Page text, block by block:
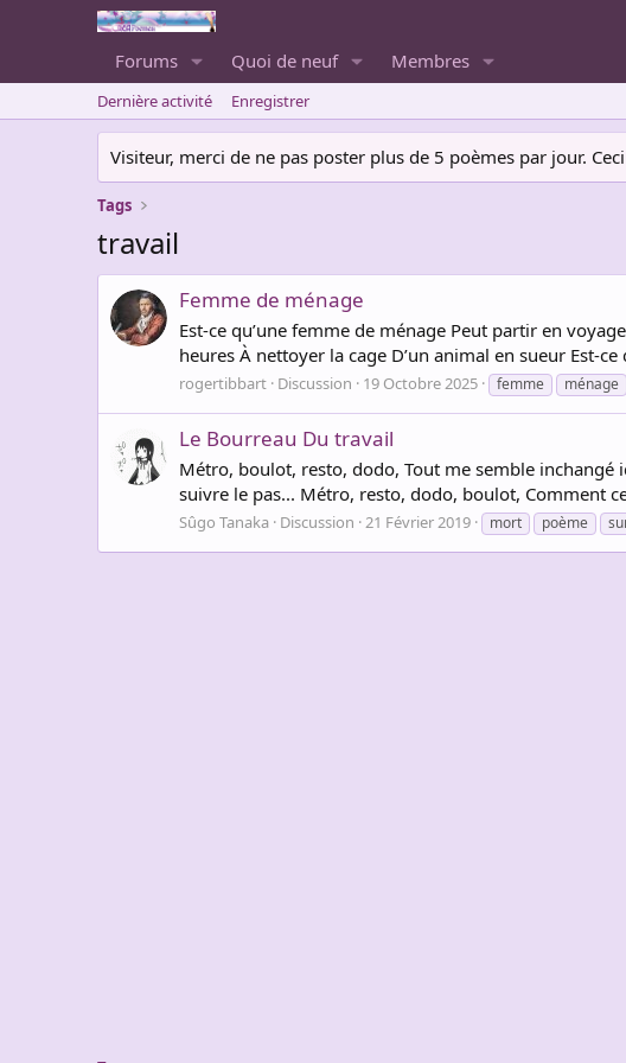
Forums Quoi de neuf Membres
Dernière activité Enregistrer
Visiteur, merci de ne pas poster plus de 5 poèmes par jour.
Tags
travail
Femme de ménage
Est-ce qu’une femme de ménage Peut partir en
heures À nettoyer la cage D’un animal en sueur Est-
rogertibbart Discussion 19 Octobre 2025 femme ménage
Le Bourreau Du travail
Métro, boulot, resto, dodo, Tout me semble inchangé
suivre le pas... Métro, resto, dodo, boulot, Comment
Sûgo Tanaka Discussion 21 Février 2019 mort poème